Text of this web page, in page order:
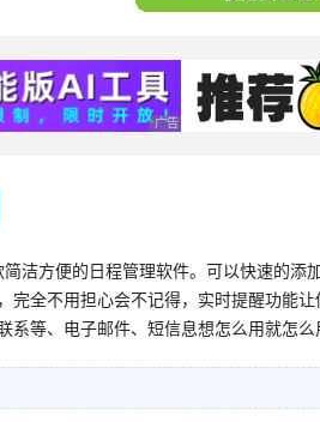
广告 商业广告，理性选择
简洁方便的日程管理软件。可以快速的添
完全不用担心会不记得，实时提醒功能
系等、电子邮件、短信息想怎么用就怎么